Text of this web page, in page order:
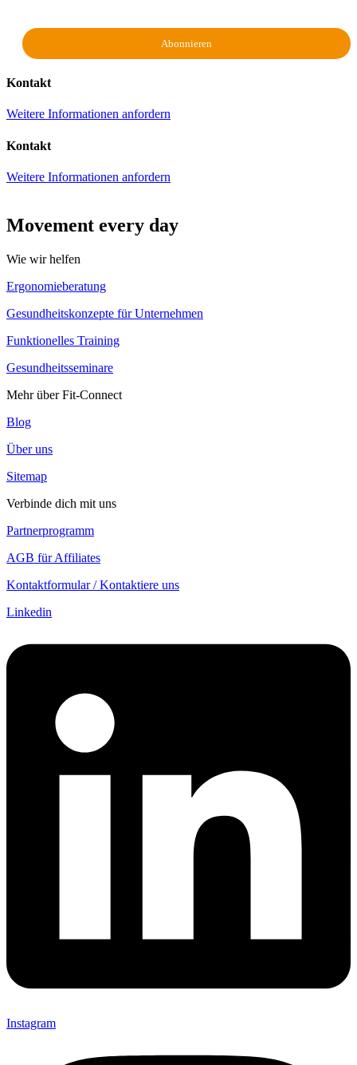
Kontakt
Weitere Informationen anfordern
Kontakt
Weitere Informationen anfordern
Movement every day
Wie wir helfen
Ergonomieberatung
Gesundheitskonzepte für Unternehmen
Funktionelles Training
Gesundheitsseminare
Mehr über Fit-Connect
Blog
Über uns
Sitemap
Verbinde dich mit uns
Partnerprogramm
AGB für Affiliates
Kontaktformular / Kontaktiere uns
Linkedin
Instagram